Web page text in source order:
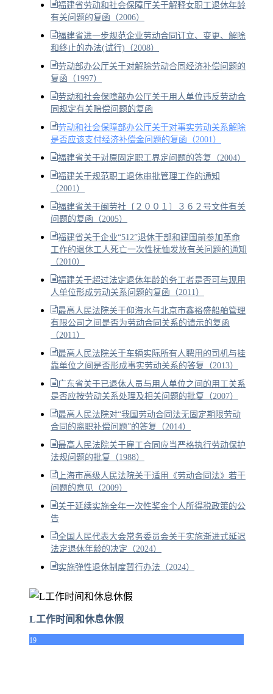
福建省劳动和社会保障厅关于解释女职工退休年龄
有关问题的复函（2006）
福建省进一步规范企业劳动合同订立、变更、解除
和终止的办法(试行)（2008）
劳动部办公厅关于对解除劳动合同经济补偿问题的
复函（1997）
劳动和社会保障部办公厅关于用人单位违反劳动合
同规定有关赔偿问题的复函
劳动和社会保障部办公厅关于对事实劳动关系解除
是否应该支付经济补偿金问题的复函（2001）
福建省关于对原固定职工界定问题的答复（2004）
福建关于规范职工退休审批管理工作的通知
（2001）
福建省关于闽劳社〔２００１〕３６２号文件有关
问题的复函（2005）
福建省关于企业“512”退休干部和建国前参加革命
工作的退休工人死亡一次性抚恤发放有关问题的通知
（2010）
福建关于超过法定退休年龄的务工者是否可与现用
人单位形成劳动关系问题的复函（2011）
最高人民法院关于仰海水与北京市鑫裕盛船舶管理
有限公司之间是否为劳动合同关系的请示的复函
（2011）
最高人民法院关于车辆实际所有人聘用的司机与挂
靠单位之间是否形成事实劳动关系的答复（2013）
广东省关于已退休人员与用人单位之间的用工关系
是否应按劳动关系处理及相关问题的批复（2007）
最高人民法院对“我国劳动合同法无固定期限劳动
合同的离职补偿问题”的答复（2014）
最高人民法院关于雇工合同应当严格执行劳动保护
法规问题的批复（1988）
上海市高级人民法院关于适用《劳动合同法》若干
问题的意见（2009）
关于延续实施全年一次性奖金个人所得税政策的公
告
全国人民代表大会常务委员会关于实施渐进式延迟
法定退休年龄的决定（2024）
实施弹性退休制度暂行办法（2024）
L工作时间和休息休假
19